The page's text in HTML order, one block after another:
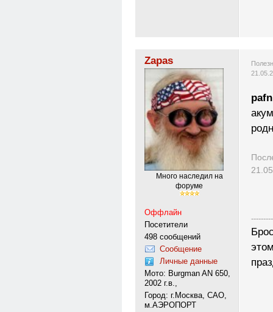
Zapas
Много наследил на
форуме
Оффлайн
Посетители
498 сообщений
Сообщение
Личные данные
Мото: Burgman AN 650,
2002 г.в.,
Город: г.Москва, САО,
м.АЭРОПОРТ